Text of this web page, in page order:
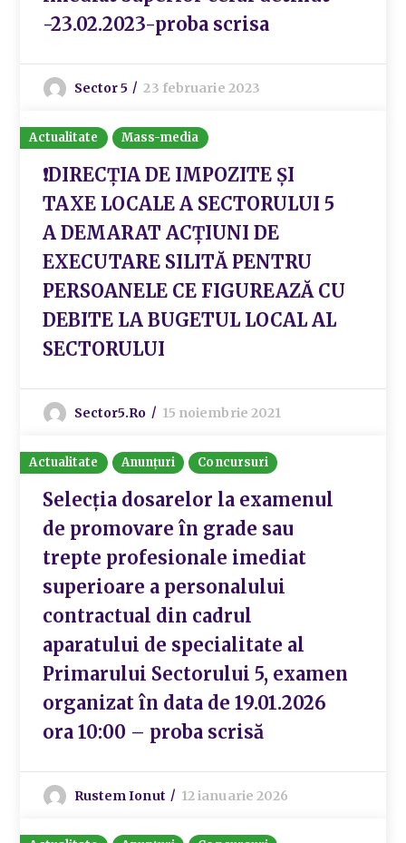
-23.02.2023-proba scrisa
Sector 5 23 februarie 2023
Actualitate Mass-media
❗DIRECȚIA DE IMPOZITE ȘI
TAXE LOCALE A SECTORULUI 5
A DEMARAT ACȚIUNI DE
EXECUTARE SILITĂ PENTRU
PERSOANELE CE FIGUREAZĂ CU
DEBITE LA BUGETUL LOCAL AL
SECTORULUI
Sector5.ro 15 noiembrie 2021
Actualitate Anunțuri Concursuri
Selecția dosarelor la examenul
de promovare în grade sau
trepte profesionale imediat
superioare a personalului
contractual din cadrul
aparatului de specialitate al
Primarului Sectorului 5, examen
organizat în data de 19.01.2026
ora 10:00 – proba scrisă
Rustem Ionut 12 ianuarie 2026